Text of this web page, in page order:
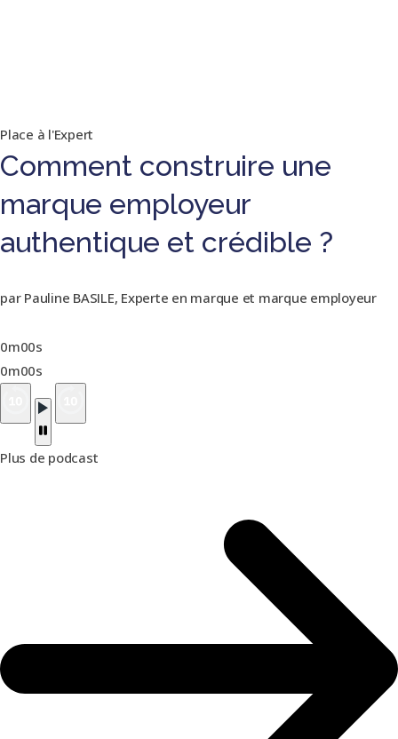
Place à l'Expert
Comment construire une
marque employeur
authentique et crédible ?
par Pauline BASILE, Experte en marque et marque employeur
0m00s
0m00s
Plus de podcast